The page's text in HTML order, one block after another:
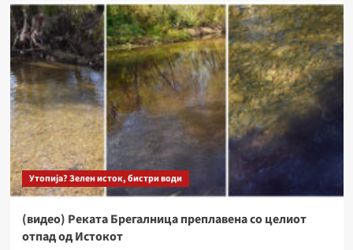
Утопија? Зелен исток, бистри води
(видео) Реката Брегалница преплавена со целиот
отпад од Истокот